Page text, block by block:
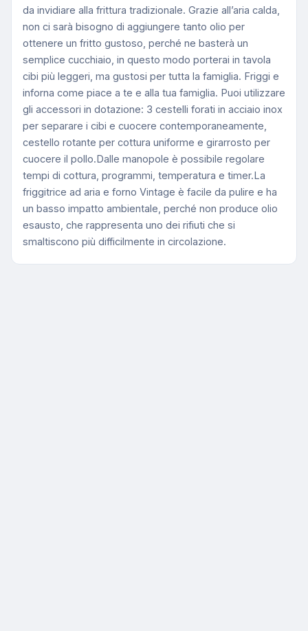
da invidiare alla frittura tradizionale. Grazie all’aria calda,
non ci sarà bisogno di aggiungere tanto olio per
ottenere un fritto gustoso, perché ne basterà un
semplice cucchiaio, in questo modo porterai in tavola
cibi più leggeri, ma gustosi per tutta la famiglia. Friggi e
inforna come piace a te e alla tua famiglia. Puoi utilizzare
gli accessori in dotazione: 3 cestelli forati in acciaio inox
per separare i cibi e cuocere contemporaneamente,
cestello rotante per cottura uniforme e girarrosto per
cuocere il pollo.Dalle manopole è possibile regolare
tempi di cottura, programmi, temperatura e timer.La
friggitrice ad aria e forno Vintage è facile da pulire e ha
un basso impatto ambientale, perché non produce olio
esausto, che rappresenta uno dei rifiuti che si
smaltiscono più difficilmente in circolazione.